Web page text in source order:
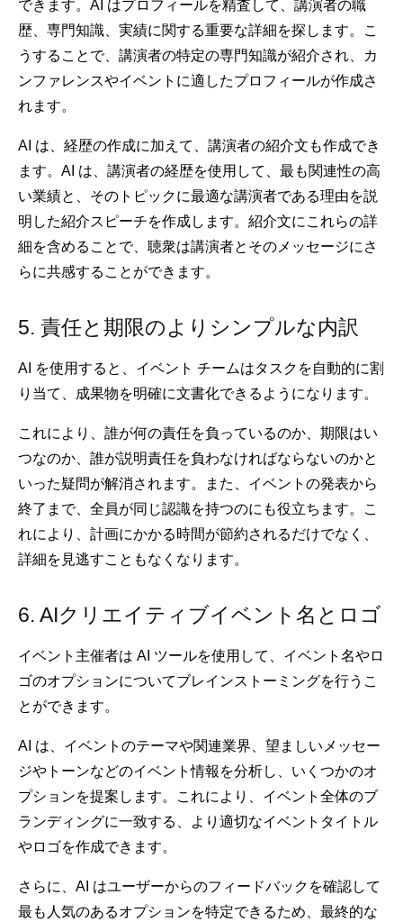
できます。AI はプロフィールを精査して、講演者の職
歴、専門知識、実績に関する重要な詳細を探します。こ
うすることで、講演者の特定の専門知識が紹介され、カ
ンファレンスやイベントに適したプロフィールが作成さ
れます。
AI は、経歴の作成に加えて、講演者の紹介文も作成でき
ます。AI は、講演者の経歴を使用して、最も関連性の高
い業績と、そのトピックに最適な講演者である理由を説
明した紹介スピーチを作成します。紹介文にこれらの詳
細を含めることで、聴衆は講演者とそのメッセージにさ
らに共感することができます。
5. 責任と期限のよりシンプルな内訳
AI を使用すると、イベント チームはタスクを自動的に割
り当て、成果物を明確に文書化できるようになります。
これにより、誰が何の責任を負っているのか、期限はい
つなのか、誰が説明責任を負わなければならないのかと
いった疑問が解消されます。また、イベントの発表から
終了まで、全員が同じ認識を持つのにも役立ちます。こ
れにより、計画にかかる時間が節約されるだけでなく、
詳細を見逃すこともなくなります。
6. AIクリエイティブイベント名とロゴ
イベント主催者は AI ツールを使用して、イベント名やロ
ゴのオプションについてブレインストーミングを行うこ
とができます。
AI は、イベントのテーマや関連業界、望ましいメッセー
ジやトーンなどのイベント情報を分析し、いくつかのオ
プションを提案します。これにより、イベント全体のブ
ランディングに一致する、より適切なイベントタイトル
やロゴを作成できます。
さらに、AI はユーザーからのフィードバックを確認して
最も人気のあるオプションを特定できるため、最終的な